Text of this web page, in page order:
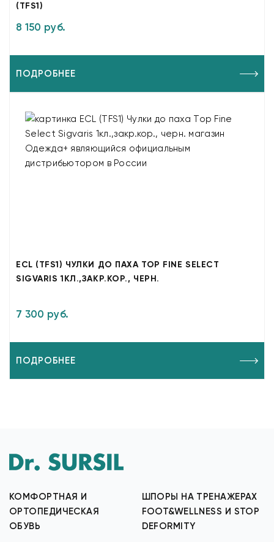
(TFS1)
8 150 руб.
ПОДРОБНЕЕ
ECL (TFS1) ЧУЛКИ ДО ПАХА TOP FINE SELECT
SIGVARIS 1КЛ.,ЗАКР.КОР., ЧЕРН.
7 300 руб.
ПОДРОБНЕЕ
КОМФОРТНАЯ И
ОРТОПЕДИЧЕСКАЯ
ОБУВЬ
ШПОРЫ НА ТРЕНАЖЕРАХ
FOOT&WELLNESS И STOP
DEFORMITY